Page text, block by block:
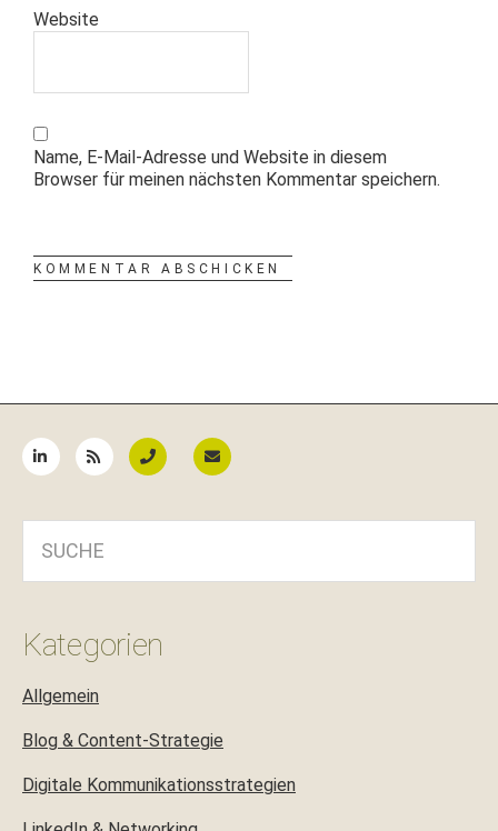
Website
Name, E-Mail-Adresse und Website in diesem
Browser für meinen nächsten Kommentar speichern.
Kategorien
Allgemein
Blog & Content-Strategie
Digitale Kommunikationsstrategien